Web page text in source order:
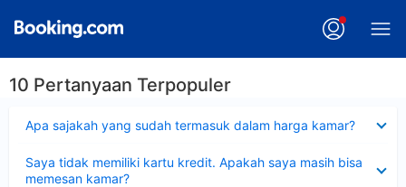
10 Pertanyaan Terpopuler
Apa sajakah yang sudah termasuk dalam harga kamar?
Saya tidak memiliki kartu kredit. Apakah saya masih bisa
memesan kamar?